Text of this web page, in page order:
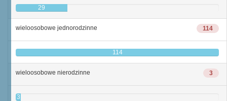
29
114
wieloosobowe jednorodzinne
114
3
wieloosobowe nierodzinne
3